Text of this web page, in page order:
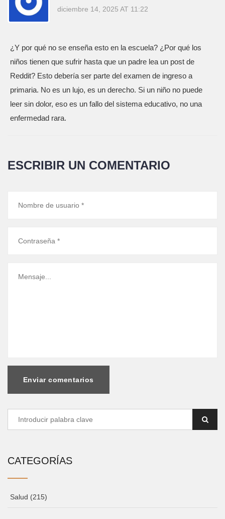
diciembre 14, 2025 AT 11:22
¿Y por qué no se enseña esto en la escuela? ¿Por qué los
niños tienen que sufrir hasta que un padre lea un post de
Reddit? Esto debería ser parte del examen de ingreso a
primaria. No es un lujo, es un derecho. Si un niño no puede
leer sin dolor, eso es un fallo del sistema educativo, no una
enfermedad rara.
ESCRIBIR UN COMENTARIO
Enviar comentarios
CATEGORÍAS
Salud (215)